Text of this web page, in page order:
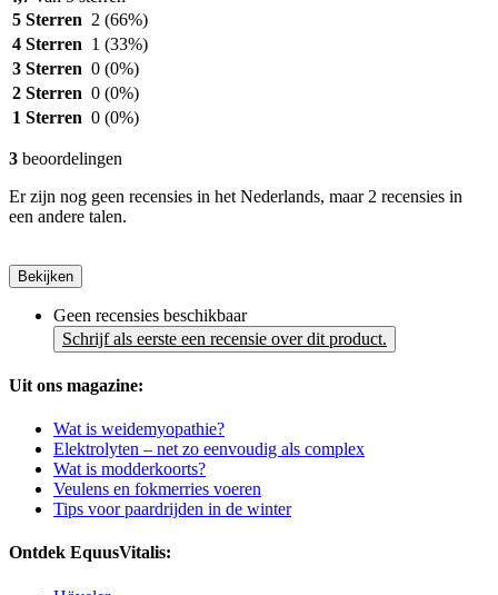
5 Sterren 2 (66%)
4 Sterren 1 (33%)
3 Sterren 0 (0%)
2 Sterren 0 (0%)
1 Sterren 0 (0%)
3 beoordelingen
Er zijn nog geen recensies in het Nederlands, maar 2 recensies in
een andere talen.
Bekijken
Geen recensies beschikbaar
Schrijf als eerste een recensie over dit product.
Uit ons magazine:
Wat is weidemyopathie?
Elektrolyten – net zo eenvoudig als complex
Wat is modderkoorts?
Veulens en fokmerries voeren
Tips voor paardrijden in de winter
Ontdek EquusVitalis: